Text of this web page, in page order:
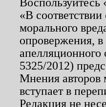
«В
морального
опровержения, в
апелляционного
5325/2012)
Мнения авторов
вступает в
Редакция не